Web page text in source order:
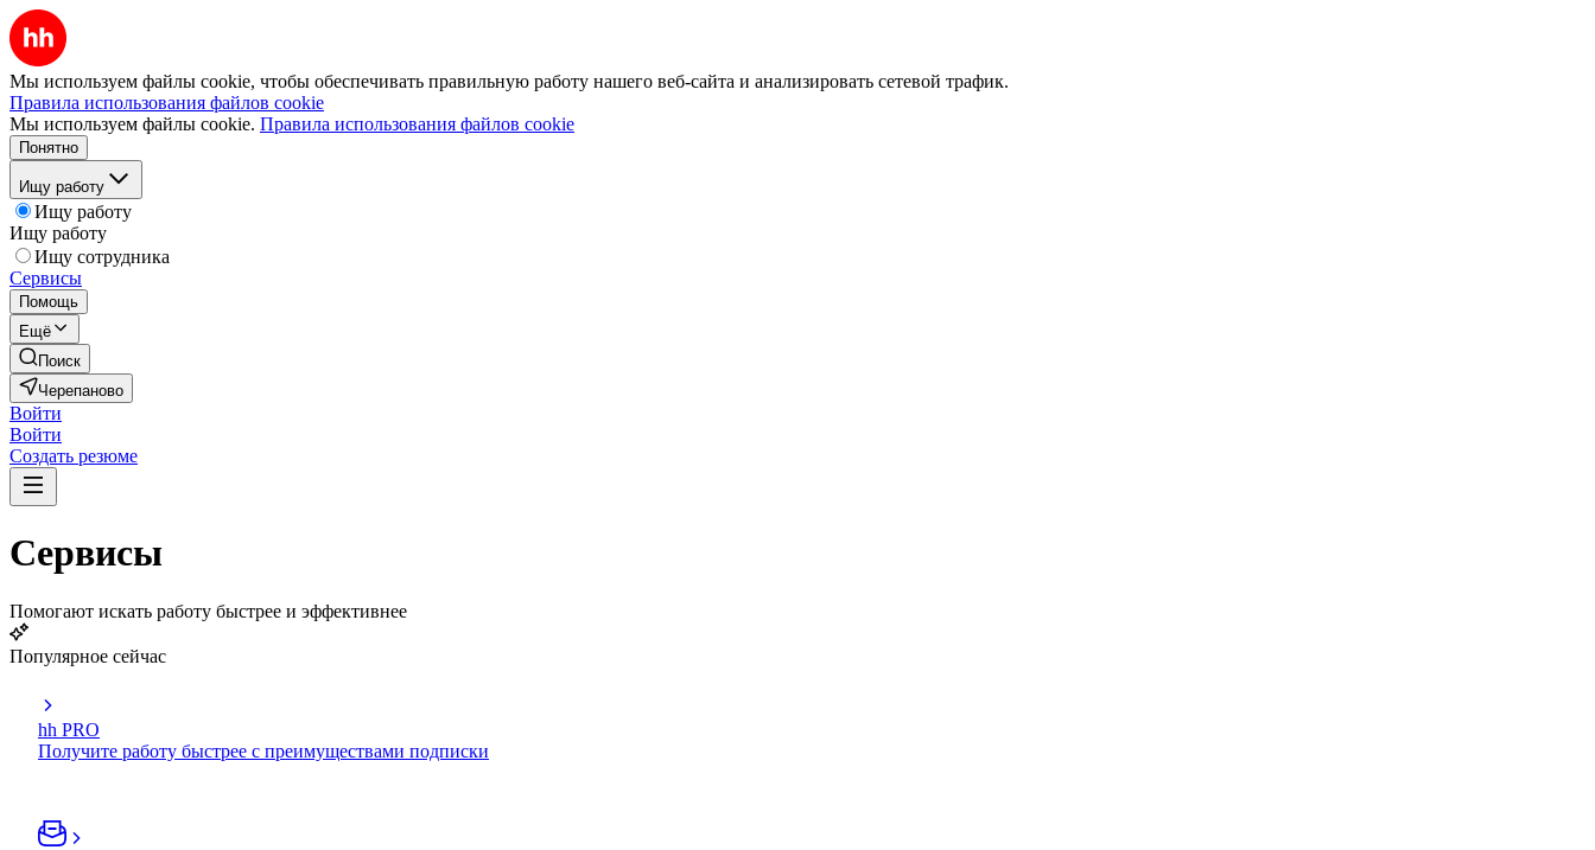
Мы используем файлы cookie, чтобы обеспечивать правильную работу нашего веб-сайта и анализировать сетевой трафик.
Правила использования файлов cookie
Мы используем файлы cookie. Правила использования файлов cookie
Понятно
Ищу работу
Ищу работу
Ищу работу
Ищу сотрудника
Сервисы
Помощь
Ещё
Поиск
Черепаново
Войти
Войти
Создать резюме
Сервисы
Помогают искать работу быстрее и эффективнее
Популярное сейчас
hh PRO
Получите работу быстрее с преимуществами подписки